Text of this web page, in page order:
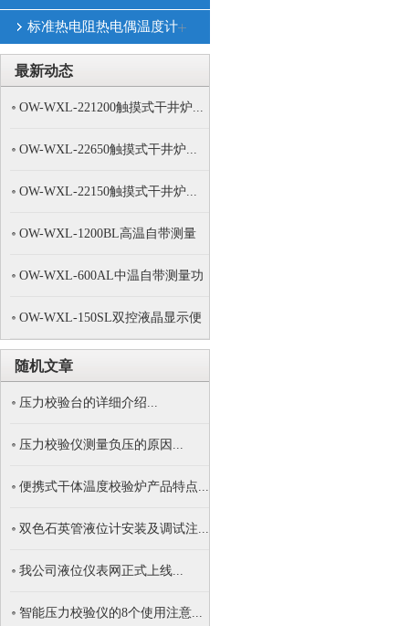
标准热电阻热电偶温度计
最新动态
OW-WXL-221200触摸式干井炉...
OW-WXL-22650触摸式干井炉...
OW-WXL-22150触摸式干井炉...
OW-WXL-1200BL高温自带测量
OW-WXL-600AL中温自带测量功
OW-WXL-150SL双控液晶显示便
携...
随机文章
压力校验台的详细介绍...
压力校验仪测量负压的原因...
便携式干体温度校验炉产品特点...
双色石英管液位计安装及调试注...
我公司液位仪表网正式上线...
智能压力校验仪的8个使用注意...